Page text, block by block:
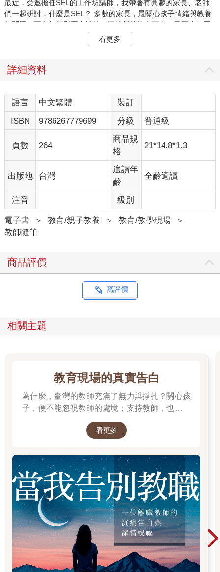
最近，受邀擔任SEL的工作坊講師，我帶著有興趣的家長、老師
們一起研討，什麼是SEL？ 多數的家長，最關心孩子情緒與教養
的問題，而老師們則憂心忡忡，深怕新的計畫下來，又要人仰馬
翻了。其實，淺顯而言，只要掌握五個面向，就算是達成SEL的
重要內涵了----那便是「自我覺察、自我管理、社會覺察、人際關
們閉上眼睛，在不受外物干擾的情況下，靜下心來想想看，今
天、最近或是曾經的一個事件，帶來怎樣的心情？這個心情可能
是正向，也可能是負向，都可以被接受。在這個環節，主要就是
在進行第一層的內涵。
此外，還可以讓孩子覺察此刻、當下、過往的心理感受、情緒反
應等，當孩子學會覺察與辨識自己的情緒時，才有辦法進行後續
的管理與行動。我也會提供一些情緒詞彙、各種表達方式，讓孩
子知道自己的情緒。
自我管理
有了覺察之後，下一個步驟便是「管理」。我們都需先經歷「覺
察」，才有辦法感受當下的自我，因為所有的反應、行動、想
法，都是從覺察開始的。然而，有了覺察還不夠，因為覺察屬於
此，第二得「自我管理」也是重要的面向。
如何做好「自我管理」呢？最直接也最傳統的方式，就是「指
導」--我教你怎麼管理情緒。然而，每個人的情緒忍受度不同，再
加上每個人是由複雜的生命經歷所組成，很難透過單一指導來協
提是，孩子需要有自我判斷力，來意識這個管理行為是否合宜。
管理好自我之後，便是社會覺察。我們還要讓孩子學習察顏觀
色，判斷目前大家的情緒為何；例如，如果發現街道空蕩蕩的，
要推論可能發生什麼事？又或，如果一個人這幾天忽然和以往個
性不太一樣的時候，可能發生什麼事情，當下再決定要採取什麼
行動。前幾天，一則救災的新聞，許多人聽到誤報的警鈴，大家
急忙往外避難，這就是一種「社會覺察」--我看到大家怎麼做，我
當有了覺察之後，還需進一步學習如何與他人、社會互動，有時
候可以不理會，有時候可以有意識地跟著大家一起做，有時候必
要的盲從也是明哲保身之道，當然，如果想特立獨行，也是社會
覺察下的一種決定，重要的是，不要傷害到他人。
人際關係的技巧
每個人雖然都是獨立的個體，但不代表每個人不需要依靠他人就
可以生活。在目前的教育趨勢中，有許多的團隊合作、小組學
習，都是在培養孩子「人際關係」的能力。合作、小組，看似容
易，其實是一門很大的學問，孩子需要在小團體中，學會傾聽、
包容、妥協、尊重，當孩子離開學校，回到生活與社會面向，便
看更多
詳細資料
語言 中文繁體
裝訂
ISBN
9786267779699 分級 普通級
頁數 264
商品規
格
21*14.8*1.3
出版地 台灣
適讀年
齡
全齡適讀
注音 級別
電子書 ＞ 教育/親子教養 ＞ 教育/教學現場
＞
教師隨筆
商品評價
寫評價
相關主題
教育現場的真實告白
為什麼，臺灣的教師充滿了無力與掙扎？關心孩
子，便不能忽視教師的處境；支持教師，也就是
看更多